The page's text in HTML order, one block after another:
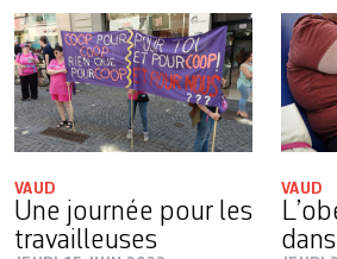
VAUD
Une journée pour les
travailleuses
VAUD